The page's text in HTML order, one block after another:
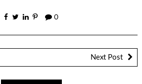
0
Next Post